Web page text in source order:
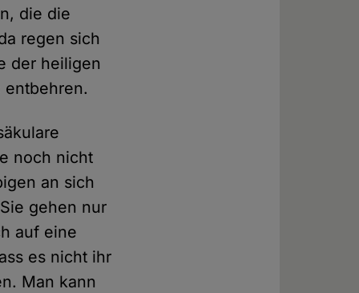
die die
regen sich
der heiligen
entbehren.
noch nicht
an sich
gehen nur
auf eine
es nicht ihr
Man kann